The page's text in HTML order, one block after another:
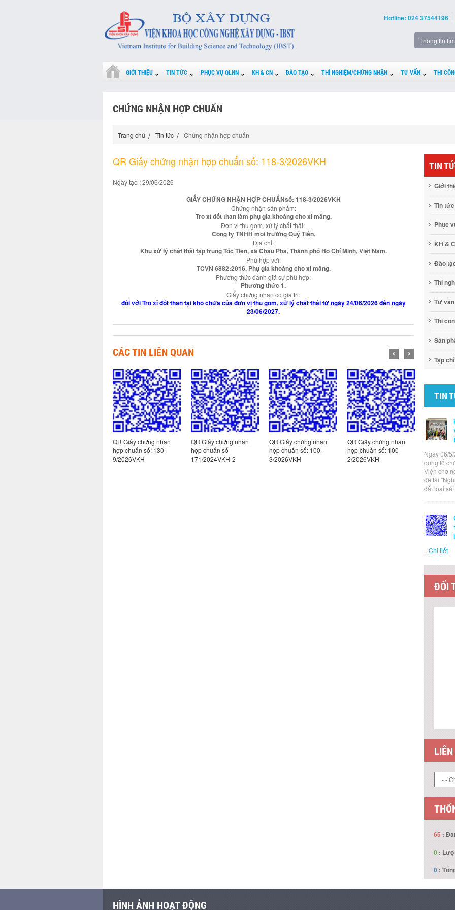
Hotline: 024 37544196
GIỚI THIỆU TIN TỨC PHỤC VỤ QLNN KH & CN ĐÀO TẠO THÍ NGHIỆM/CHỨNG NHẬN TƯ VẤN THI
CHỨNG NHẬN HỢP CHUẨN
Trang chủ Tin tức Chứng nhận hợp chuẩn
QR Giấy chứng nhận hợp chuẩn số: 118-3/2026VKH
Ngày tạo : 29/06/2026
GIẤY CHỨNG NHẬN HỢP CHUẨNsố: 118-3/2026VKH
Chứng nhận sản phẩm:
Tro xỉ đốt than làm phụ gia khoáng cho xi măng.
Đơn vị thu gom, xử lý chất thải:
Công ty TNHH môi trường Quý Tiến.
Địa chỉ:
Khu xử lý chất thải tập trung Tóc Tiên, xã Châu Pha, Thành phố Hồ Chí Minh, Việt Nam.
Phù hợp với:
TCVN 6882:2016. Phụ gia khoáng cho xi măng.
Phương thức đánh giá sự phù hợp:
Phương thức 1.
Giấy chứng nhận có giá trị:
đối với Tro xỉ đốt than tại kho chứa của đơn vị thu gom, xử lý chất thải từ ngày 24/06/2026 đến ngày
23/06/2027.
CÁC TIN LIÊN QUAN
QR Giấy chứng nhận
hợp chuẩn số: 130-
9/2026VKH
QR Giấy chứng nhận
hợp chuẩn số
171/2024VKH-2
QR Giấy chứng nhận
hợp chuẩn số: 100-
3/2026VKH
QR Giấy chứng nhận
hợp chuẩn số: 100-
2/2026VKH
QR Giấy
hợp
1/
TIN
Giới
Tin tức
Phục
KH &
Đào
Thí
Tư vấn
Thi
Sản
Tạp chí
TIN
Ngày 06/
dựng tổ
Viện cho
đề tài
đất loại
...Chi tiết
ĐỐI
65 :
0 :
0 :
HÌNH ẢNH HOẠT ĐỘNG